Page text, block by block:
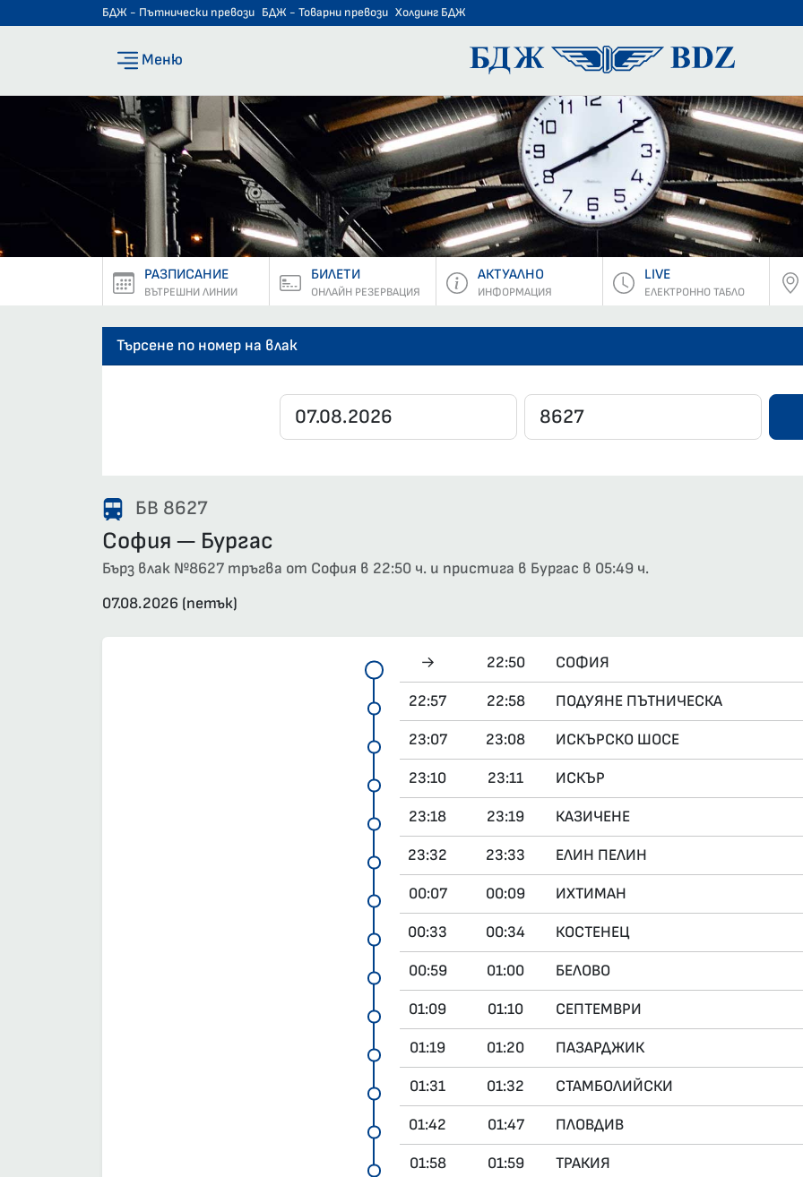
БДЖ - Пътнически превози БДЖ - Товарни превози Холдинг БДЖ
Меню БДЖ -
РАЗПИСАНИЕ
ВЪТРЕШНИ ЛИНИИ
БИЛЕТИ
ОНЛАЙН РЕЗЕРВАЦИЯ
АКТУАЛНО
ИНФОРМАЦИЯ
LIVE
ЕЛЕКТРОННО ТАБЛО
Търсене по номер на влак
БВ 8627
София — Бургас
Бърз влак №8627 тръгва от София в 22:50 ч. и пристига в Бургас в 05:49 ч.
07.08.2026 (петък)
→ 22:50 СОФИЯ
22:57 22:58 ПОДУЯНЕ ПЪТНИЧЕСКА
23:07 23:08 ИСКЪРСКО ШОСЕ
23:10 23:11 ИСКЪР
23:18 23:19 КАЗИЧЕНЕ
23:32 23:33 ЕЛИН ПЕЛИН
00:07 00:09 ИХТИМАН
00:33 00:34 КОСТЕНЕЦ
00:59 01:00 БЕЛОВО
01:09 01:10 СЕПТЕМВРИ
01:19 01:20 ПАЗАРДЖИК
01:31 01:32 СТАМБОЛИЙСКИ
01:42 01:47 ПЛОВДИВ
01:58 01:59 ТРАКИЯ